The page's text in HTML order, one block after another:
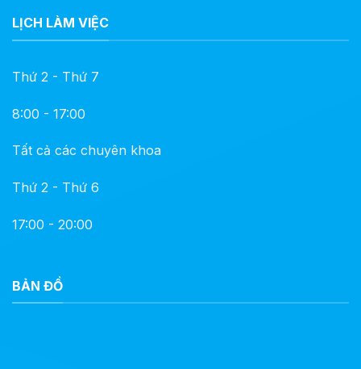
LỊCH LÀM VIỆC
Thứ 2 - Thứ 7
8:00 - 17:00
Tất cả các chuyên khoa
Thứ 2 - Thứ 6
17:00 - 20:00
BẢN ĐỒ